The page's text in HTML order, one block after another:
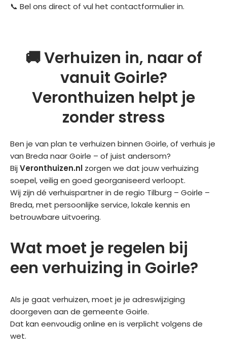
📞 Bel ons direct of vul het contactformulierin.
🚚 Verhuizen in, naar of
vanuit Goirle?
Veronthuizen helpt je
zonder stress
Ben je van plan te verhuizen binnen Goirle, of verhuis je
van Breda naar Goirle – of juist andersom?
BijVeronthuizen.nl zorgen we dat jouw verhuizing
soepel, veilig en goed georganiseerd verloopt.
Wij zijn dé verhuispartner in de regio Tilburg – Goirle –
Breda, met persoonlijke service, lokale kennis en
betrouwbare uitvoering.
Wat moet je regelen bij
een verhuizing in Goirle?
Als je gaat verhuizen, moet je je adreswijziging
doorgeven aan de gemeente Goirle.
Dat kan eenvoudig online en is verplicht volgens de
wet.